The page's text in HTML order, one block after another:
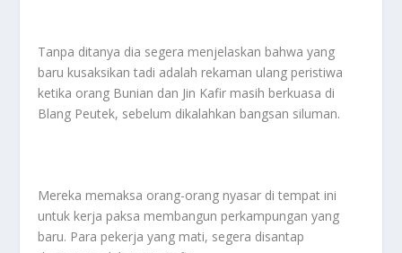
Tanpa ditanya dia segera menjelaskan bahwa yang
baru kusaksikan tadi adalah rekaman ulang peristiwa
ketika orang Bunian dan Jin Kafir masih berkuasa di
Blang Peutek, sebelum dikalahkan bangsan siluman.
Mereka memaksa orang-orang nyasar di tempat ini
untuk kerja paksa membangun perkampungan yang
baru. Para pekerja yang mati, segera disantap